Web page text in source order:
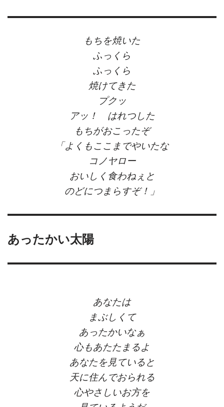
もちを焼いた
ふっくら
ふっくら
焼けてきた
プクッ
アッ！ はれつした
もちがおこったぞ
「よくもここまでやいたな
コノヤロー
おいしく食わねぇと
のどにつまらすぞ！」
あったかい太陽
あなたは
まぶしくて
あったかいなぁ
心もあたたまるよ
あなたを見ていると
天に住んでおられる
心やさしいお方を